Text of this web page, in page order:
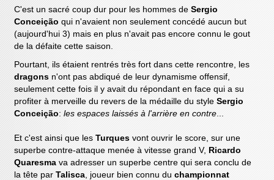
C'est un sacré coup dur pour les hommes deSergio
Conceição qui n'avaient non seulement concédé aucun but
(aujourd'hui 3) mais en plus n'avait pas encore connu le gout
de la défaite cette saison.
Pourtant, ils étaient rentrés très fort dans cette rencontre, les
dragonsn'ont pas abdiqué de leur dynamisme offensif,
seulement cette fois il y avait du répondant en face qui a su
profiter à merveille du revers de la médaille du styleSergio
Conceição:les espaces laissés à l'arrière en contre
Et c'est ainsi que lesTurquesvont ouvrir le score, sur une
superbe contre-attaque menée à vitesse grand V, Ricardo
Quaresma va adresser un superbe centre qui sera conclu de
la tête parTalisca , joueur bien connu duchampionnat